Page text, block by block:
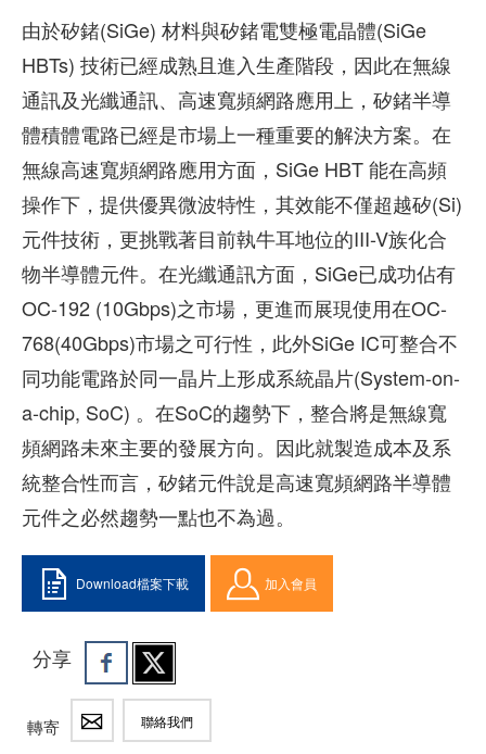
由於矽鍺(SiGe) 材料與矽鍺電雙極電晶體(SiGe
HBTs) 技術已經成熟且進入生產階段，因此在無線
通訊及光纖通訊、高速寬頻網路應用上，矽鍺半導
體積體電路已經是市場上一種重要的解決方案。在
無線高速寬頻網路應用方面，SiGe HBT 能在高頻
操作下，提供優異微波特性，其效能不僅超越矽(Si)
元件技術，更挑戰著目前執牛耳地位的III-V族化合
物半導體元件。在光纖通訊方面，SiGe已成功佔有
OC-192 (10Gbps)之市場，更進而展現使用在OC-
768(40Gbps)市場之可行性，此外SiGe IC可整合不
同功能電路於同一晶片上形成系統晶片(System-on-
a-chip, SoC) 。在SoC的趨勢下，整合將是無線寬
頻網路未來主要的發展方向。因此就製造成本及系
統整合性而言，矽鍺元件說是高速寬頻網路半導體
元件之必然趨勢一點也不為過。
Download檔案下載 加入會員
分享
轉寄 聯絡我們